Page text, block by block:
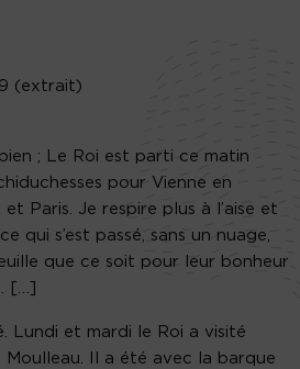
(extrait)
; Le Roi est parti ce matin
pour Vienne en
Paris. Je respire plus à l’aise et
qui s’est passé, sans un nuage,
que ce soit pour leur bonheur
[…]
Lundi et mardi le Roi a visité
Moulleau. Il a été avec la barque